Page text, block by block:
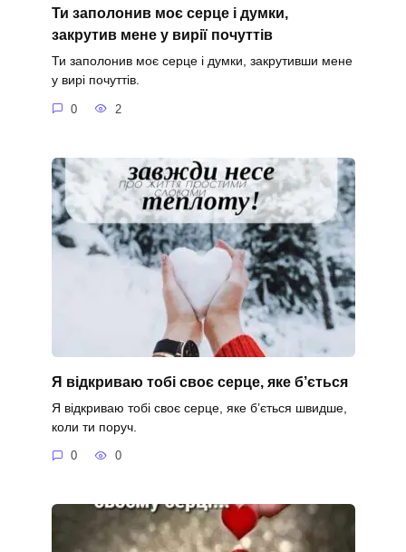
Ти заполонив моє серце і думки,
закрутив мене у вирії почуттів
Ти заполонив моє серце і думки, закрутивши мене
у вирі почуттів.
0 2
Я відкриваю тобі своє серце, яке б’ється
Я відкриваю тобі своє серце, яке б’ється швидше,
коли ти поруч.
0 0